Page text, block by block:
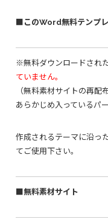
■このWord無料テンプ
※無料ダウンロードされ
ていません。
（無料素材サイトの再配
あらかじめ入っているパ
作成されるテーマに沿っ
てご使用下さい。
■無料素材サイト